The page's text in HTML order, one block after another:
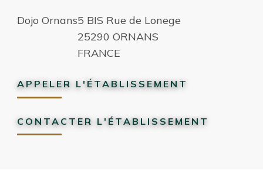
Dojo Ornans5 BIS Rue de Lonege
25290 ORNANS
FRANCE
APPELER L'ÉTABLISSEMENT
CONTACTER L'ÉTABLISSEMENT